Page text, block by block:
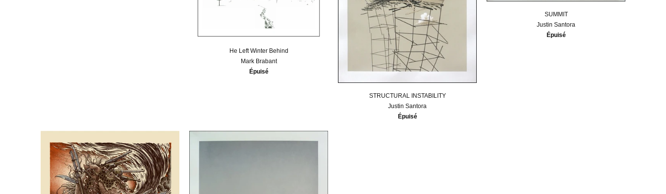
He Left Winter Behind
Mark Brabant
Épuisé
STRUCTURAL INSTABILITY
Justin Santora
Épuisé
SUMMIT
Justin Santora
Épuisé